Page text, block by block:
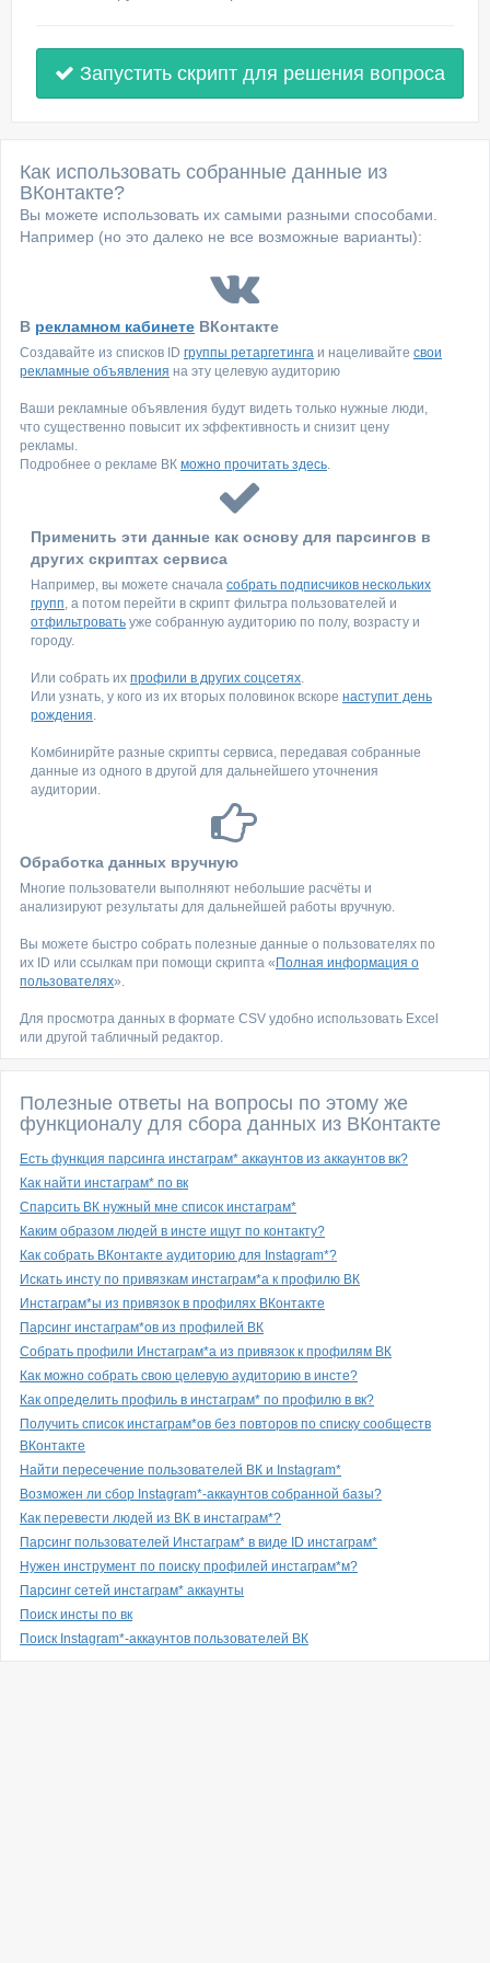
Запустить скрипт для решения вопроса
Как использовать собранные данные из
ВКонтакте?
Вы можете использовать их самыми разными способами.
Например (но это далеко не все возможные варианты):
В рекламном кабинете ВКонтакте
Создавайте из списков ID группы ретаргетинга и нацеливайте свои
рекламные объявления на эту целевую аудиторию
Ваши рекламные объявления будут видеть только нужные люди,
что существенно повысит их эффективность и снизит цену
рекламы.
Подробнее о рекламе ВК можно прочитать здесь.
Применить эти данные как основу для парсингов в
других скриптах сервиса
Например, вы можете сначала собрать подписчиков нескольких
групп, а потом перейти в скрипт фильтра пользователей и
отфильтровать уже собранную аудиторию по полу, возрасту и
городу.
Или собрать их профили в других соцсетях.
Или узнать, у кого из их вторых половинок вскоре наступит день
рождения.
Комбинирйте разные скрипты сервиса, передавая собранные
данные из одного в другой для дальнейшего уточнения
аудитории.
Обработка данных вручную
Многие пользователи выполняют небольшие расчёты и
анализируют результаты для дальнейшей работы вручную.
Вы можете быстро собрать полезные данные о пользователях по
их ID или ссылкам при помощи скрипта « Полная информация о
пользователях».
Для просмотра данных в формате CSV удобно использовать Excel
или другой табличный редактор.
Полезные ответы на вопросы по этому же
функционалу для сбора данных из ВКонтакте
Есть функция парсинга инстаграм* аккаунтов из аккаунтов вк?
Как найти инстаграм* по вк
Спарсить ВК нужный мне список инстаграм*
Каким образом людей в инсте ищут по контакту?
Как собрать ВКонтакте аудиторию для Instagram*?
Искать инсту по привязкам инстаграм*а к профилю ВК
Инстаграм*ы из привязок в профилях ВКонтакте
Парсинг инстаграм*ов из профилей ВК
Собрать профили Инстаграм*а из привязок к профилям ВК
Как можно собрать свою целевую аудиторию в инсте?
Как определить профиль в инстаграм* по профилю в вк?
Получить список инстаграм*ов без повторов по списку сообществ
ВКонтакте
Найти пересечение пользователей ВК и Instagram*
Возможен ли сбор Instagram*-аккаунтов собранной базы?
Как перевести людей из ВК в инстаграм*?
Парсинг пользователей Инстаграм* в виде ID инстаграм*
Нужен инструмент по поиску профилей инстаграм*м?
Парсинг сетей инстаграм* аккаунты
Поиск инсты по вк
Поиск Instagram*-аккаунтов пользователей ВК